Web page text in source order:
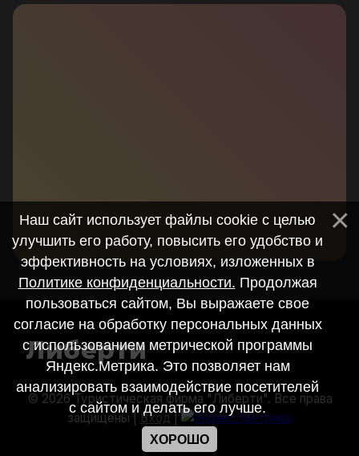
Либерти
© 2026 Туристическая фирма "Либерти". Все права
защищены | Вход|
Наш сайт использует файлы cookie с целью
улучшить его работу, повысить его удобство и
эффективность на условиях, изложенных в
Политике конфиденциальности. Продолжая
пользоваться сайтом, Вы выражаете свое
согласие на обработку персональных данных
с использованием метрической программы
Яндекс.Метрика. Это позволяет нам
анализировать взаимодействие посетителей
с сайтом и делать его лучше.
ХОРОШО